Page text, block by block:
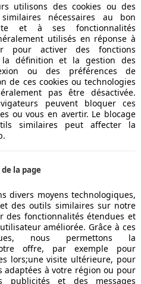
utilisons des cookies ou des
nécessaires au bon
et à ses fonctionnalités
utilisés en réponse à
pour activer des fonctions
définition et la gestion des
ou des préférences de
de ces cookies ou technologies
pas être désactivée.
peuvent bloquer ces
ou vous en avertir. Le blocage
similaires peut affecter la
la page
divers moyens technologiques,
des outils similaires sur notre
des fonctionnalités étendues et
améliorée. Grâce à ces
nous permettons la
offre, par exemple pour
lors;une visite ultérieure, pour
adaptées à votre région ou pour
et des messages